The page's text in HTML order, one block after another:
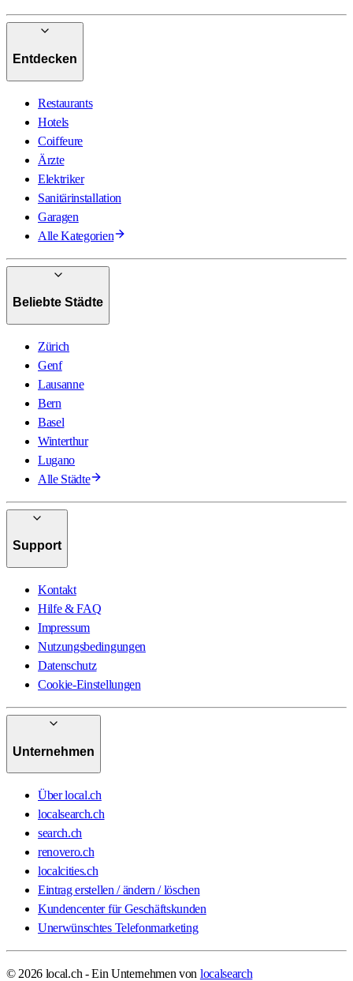
Entdecken
Restaurants
Hotels
Coiffeure
Ärzte
Elektriker
Sanitärinstallation
Garagen
Alle Kategorien
Beliebte Städte
Zürich
Genf
Lausanne
Bern
Basel
Winterthur
Lugano
Alle Städte
Support
Kontakt
Hilfe & FAQ
Impressum
Nutzungsbedingungen
Datenschutz
Cookie-Einstellungen
Unternehmen
Über local.ch
localsearch.ch
search.ch
renovero.ch
localcities.ch
Eintrag erstellen / ändern / löschen
Kundencenter für Geschäftskunden
Unerwünschtes Telefonmarketing
© 2026 local.ch - Ein Unternehmen von localsearch